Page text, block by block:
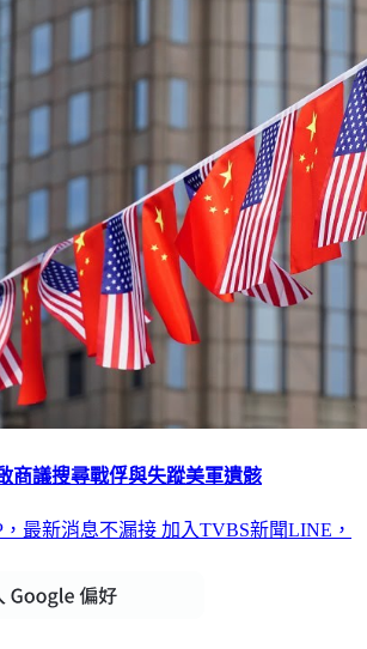
議搜尋戰俘與失蹤美軍遺骸
最新消息不漏接 加入TVBS新聞LINE，